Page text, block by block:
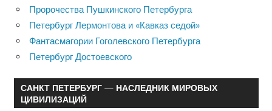
Пророчества Пушкинского Петербурга
Петербург Лермонтова и «Кавказ седой»
Фантасмагории Гоголевского Петербурга
Петербург Достоевского
САНКТ ПЕТЕРБУРГ — НАСЛЕДНИК МИРОВЫХ
ЦИВИЛИЗАЦИЙ